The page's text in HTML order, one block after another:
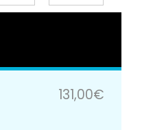
131,00€